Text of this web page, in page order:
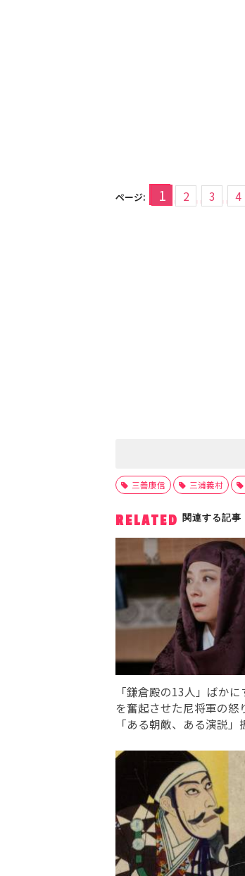
ページ: 1 2 3 4
三善康信 三浦義村
RELATED 関連する記事
「鎌倉殿の13人」ばか
を奮起させた尼将軍の怒
「ある朝敵、ある演説」